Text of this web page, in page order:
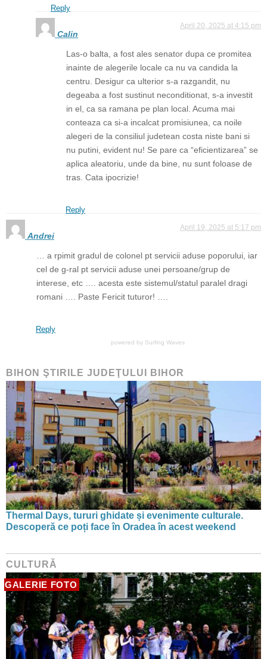
Reply
Calin
April 20, 2025 at 4:15 pm
Las-o balta, a fost ales senator dupa ce promitea
inainte de alegerile locale ca nu va candida la
centru. Desigur ca ulterior s-a razgandit, nu
degeaba a fost sustinut neconditionat, s-a investit
in el, ca sa ramana pe plan local. Acuma mai
conteaza ca si-a incalcat promisiunea, ca noile
alegeri de la consiliul judetean costa niste bani si
nu putini, evident nu! Se pare ca “eficientizarea” se
aplica aleatoriu, unde da bine, nu sunt foloase de
tras. Cata ipocrizie!
Reply
Andrei
April 19, 2025 at 5:17 pm
… a rpimit gradul de colonel pt servicii aduse poporului, iar
cel de g-ral pt servicii aduse unei persoane/grup de
interese, etc …. acesta este sistemul/statul paralel dragi
romani …. Paste Fericit tuturor! ….
Reply
powered by Surfing Waves
BIHON ŞTIRILE JUDEŢULUI BIHOR
Thermal Days, tururi ghidate și evenimente culturale.
Descoperă ce poți face în Oradea în acest weekend
CULTURĂ
GALERIE FOTO